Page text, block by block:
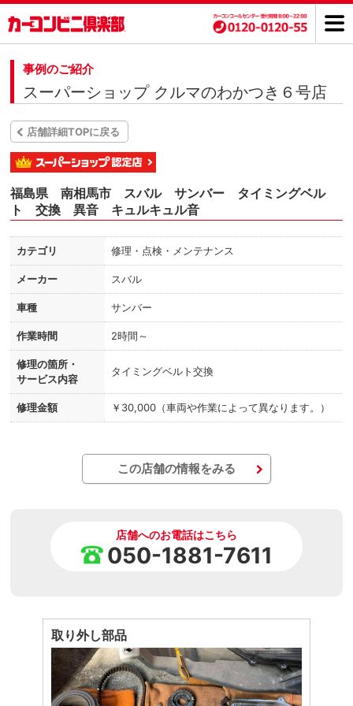
事例のご紹介
スーパーショップ クルマのわかつき６号店
店舗詳細TOPに戻る
福島県 南相馬市 スバル サンバー タイミングベル
ト 交換 異音 キュルキュル音
カテゴリ 修理・点検・メンテナンス
メーカー スバル
車種 サンバー
作業時間 2時間～
修理の箇所・
サービス内容
タイミングベルト交換
修理金額 ￥30,000（車両や作業によって異なります。）
この店舗の情報をみる
店舗へのお電話はこちら
050-1881-7611
取り外し部品